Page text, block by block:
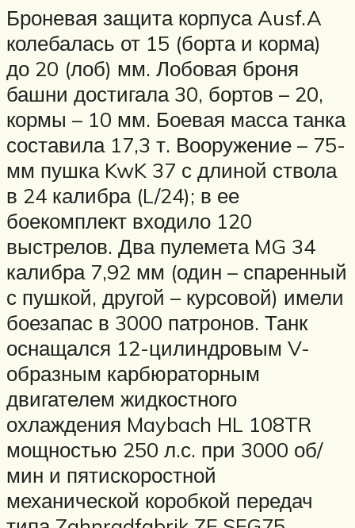
Броневая защита корпуса Ausf.A
колебалась от 15 (борта и корма)
до 20 (лоб) мм. Лобовая броня
башни достигала 30, бортов – 20,
кормы – 10 мм. Боевая масса танка
составила 17,3 т. Вооружение – 75-
мм пушка KwK 37 с длиной ствола
в 24 калибра (L/24); в ее
боекомплект входило 120
выстрелов. Два пулемета MG 34
калибра 7,92 мм (один – спаренный
с пушкой, другой – курсовой) имели
боезапас в 3000 патронов. Танк
оснащался 12-цилиндровым V-
образным карбюраторным
двигателем жидкостного
охлаждения Maybach HL 108TR
мощностью 250 л.с. при 3000 об/
мин и пятискоростной
механической коробкой передач